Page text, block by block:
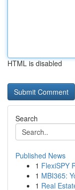
HTML is disabled
Search
Published News
1 FlexiSPY
1 MBI365:
1 Real